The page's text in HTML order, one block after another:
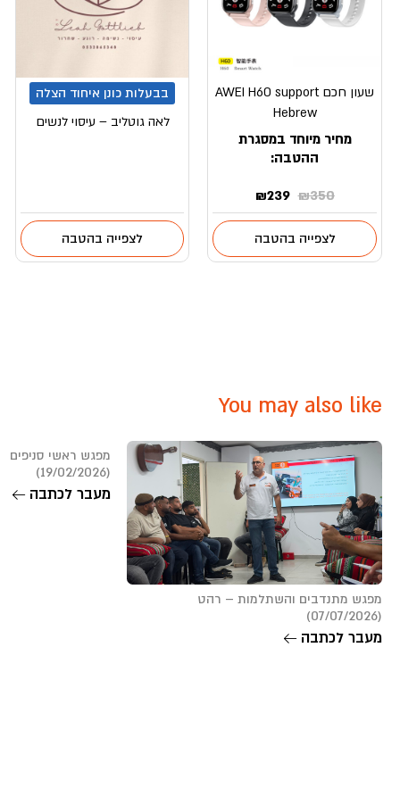
שעון חכם AWEI H60 support
Hebrew
מחיר מיוחד במסגרת
ההטבה:
₪350
המחיר
המקורי
היה:
₪239
הנוכחי
הוא:
₪239.
לצפייה בהטבה
בבעלות כונן איחוד הצלה
לאה גוטליב – עיסוי לנשים
לצפייה בהטבה
You may also like
מפגש מתנדבים והשתלמות – רהט
(07/07/2026)
מעבר לכתבה
מפגש ראשי סניפים
(19/02/2026)
מעבר לכתבה